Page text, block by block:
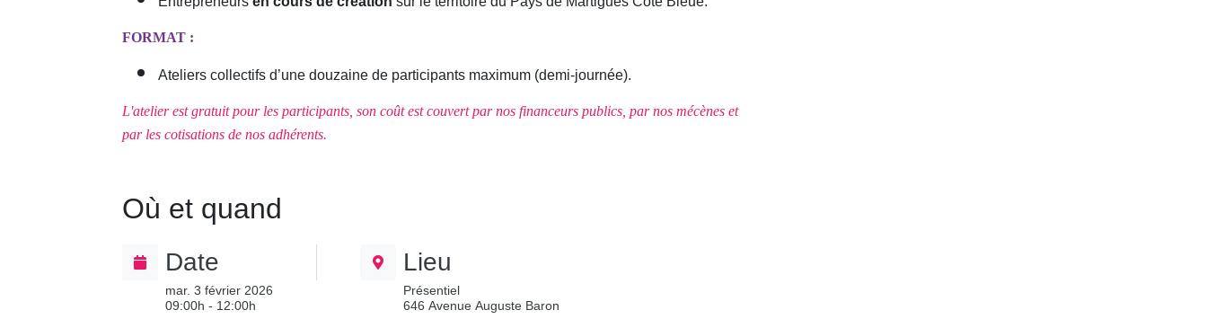
FORMAT :
Ateliers collectifs d’une douzaine de participants maximum (demi-journée).
L'atelier est gratuit pour les participants, son coût est couvert par nos financeurs publics, par nos mécènes et
par les cotisations de nos adhérents.
Où et quand
Date
mar. 3 février 2026
09:00h - 12:00h
Lieu
Présentiel
646 Avenue Auguste Baron